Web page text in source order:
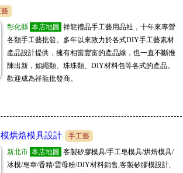
彰化縣 本店地圖 祥龍禮品手工藝用品社，十年來專營
各類手工藝批發。多年以來致力於各式DIY手工藝素材
產品設計提供，擁有相當豐富的產品線，也一直不斷推
陳出新，如繩類、珠珠類、DIY材料包等各式的產品。
歡迎成為祥龍批發商。
模烘焙模具設計
手工藝
新北市 本店地圖 客製矽膠模具/手工皂模具/烘焙模具/
冰模/皂章/香精/雲母粉/DIY材料銷售,客製矽膠模設計,